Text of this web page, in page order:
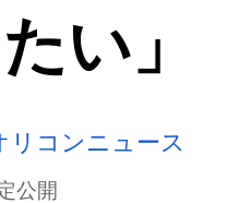
い」
リコンニュース
公開